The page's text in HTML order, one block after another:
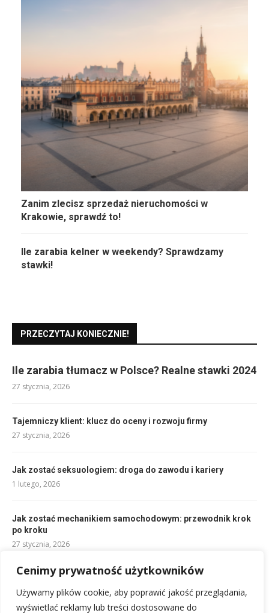
Cenimy prywatność użytkowników
Używamy plików cookie, aby poprawić jakość przeglądania,
wyświetlać reklamy lub treści dostosowane do
Zanim zlecisz sprzedaż nieruchomości w
Krakowie, sprawdź to!
Ile zarabia kelner w weekendy? Sprawdzamy
stawki!
PRZECZYTAJ KONIECZNIE!
Ile zarabia tłumacz w Polsce? Realne stawki 2024
27 stycznia, 2026
Tajemniczy klient: klucz do oceny i rozwoju firmy
27 stycznia, 2026
Jak zostać seksuologiem: droga do zawodu i kariery
1 lutego, 2026
Jak zostać mechanikiem samochodowym: przewodnik krok
po kroku
27 stycznia, 2026
Rozwój nowoczesnej infrastruktury
miejskiej w aglomeracjach
17 lipca, 2026